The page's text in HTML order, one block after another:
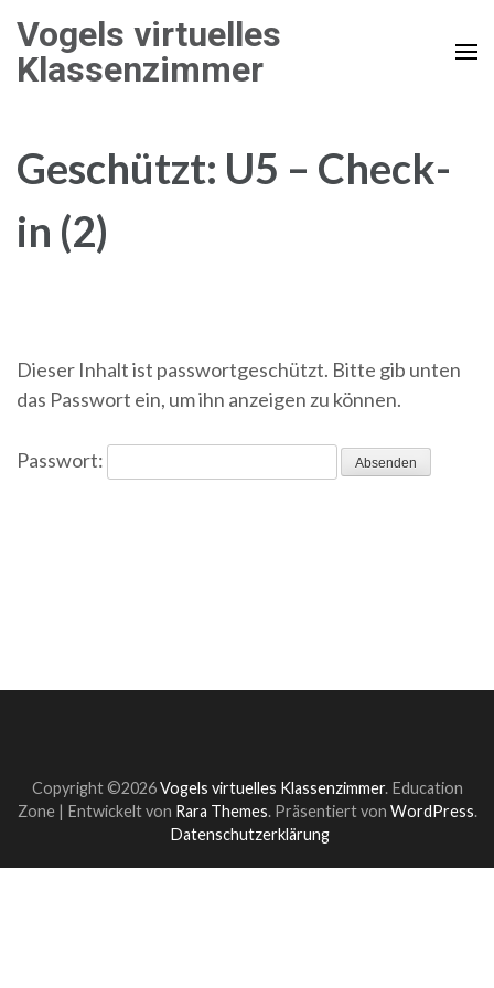
Inhalt
springen
Vogels virtuelles
Klassenzimmer
Geschützt: U5 – Check-
in (2)
Dieser Inhalt ist passwortgeschützt. Bitte gib unten
das Passwort ein, um ihn anzeigen zu können.
Passwort:
Copyright ©2026Vogels virtuelles Klassenzimmer. Education
Zone | Entwickelt von Rara Themes. Präsentiert von WordPress.
Datenschutzerklärung